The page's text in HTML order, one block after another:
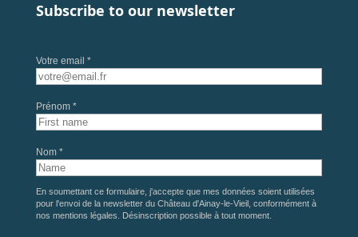
Subscribe to our newsletter
Votre email *
Prénom *
Nom *
En soumettant ce formulaire, j'accepte que mes données soient utilisées
pour l'envoi de la newsletter du Château d'Ainay-le-Vieil, conformément à
nos mentions légales . Désinscription possible à tout moment.